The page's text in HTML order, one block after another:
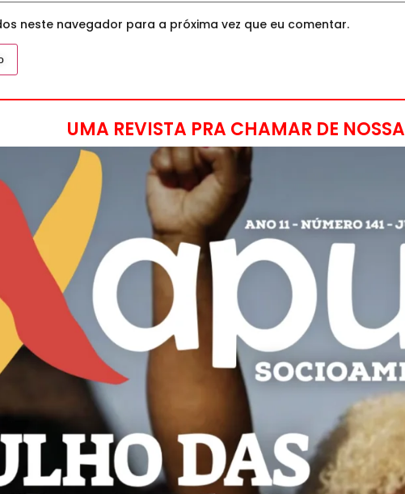
neste navegador para a próxima vez que eu comentar.
UMA REVISTA PRA CHAMAR DE NOSSA